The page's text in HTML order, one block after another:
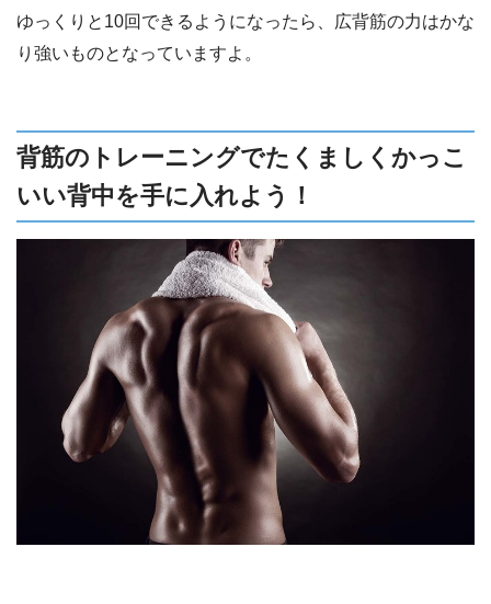
ゆっくりと10回できるようになったら、広背筋の力はかな
り強いものとなっていますよ。
背筋のトレーニングでたくましくかっこ
いい背中を手に入れよう！